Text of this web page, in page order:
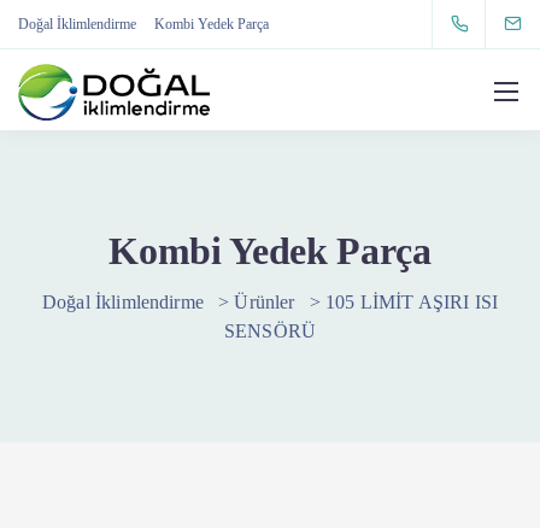
Doğal İklimlendirme Kombi Yedek Parça
Kombi Yedek Parça
Doğal İklimlendirme >Ürünler > 105 LİMİT AŞIRI ISI
SENSÖRÜ